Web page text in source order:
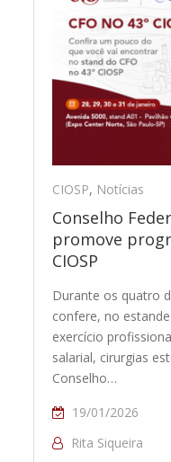
CIOSP, Notícias
Conselho
promove
CIOSP
Durante os quatro
confere, no
exercício
salarial, cirurgias
Conselho…
19/01/2026
Rita Siqueira